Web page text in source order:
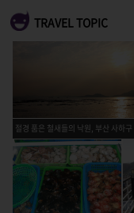
TRAVEL TOPIC
절경 품은 철새들의 낙원, 부산 사하구